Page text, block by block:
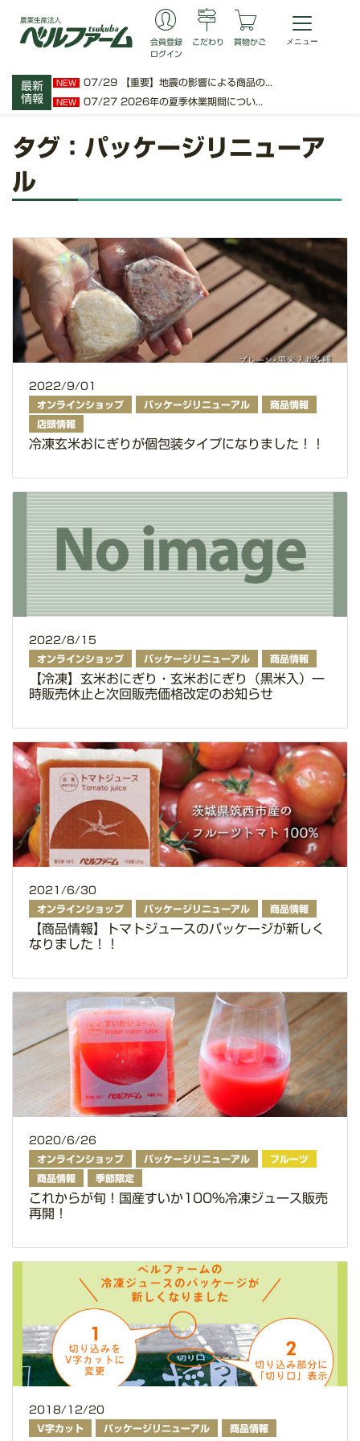
最新
情報
NEW 07/29 【重要】地震の影響による商品の...
NEW 07/27 2026年の夏季休業期間につい...
会員登録
ログイン
こだわり 買物かご
タグ：パッケージリニューア
ル
2022/9/01
オンラインショップ パッケージリニューアル
商品情報
店頭情報
冷凍玄米おにぎりが個包装タイプになりました！！
2022/8/15
オンラインショップ パッケージリニューアル 商品情報
【冷凍】玄米おにぎり・玄米おにぎり（黒米入）一
時販売休止と次回販売価格改定のお知らせ
2021/6/30
オンラインショップ パッケージリニューアル 商品情報
【商品情報】トマトジュースのパッケージが新しく
なりました！！
2020/6/26
オンラインショップ パッケージリニューアル
フルーツ
商品情報
季節限定
これからが旬！国産すいか100％冷凍ジュース販売
再開！
2018/12/20
V字カット パッケージリニューアル 商品情報